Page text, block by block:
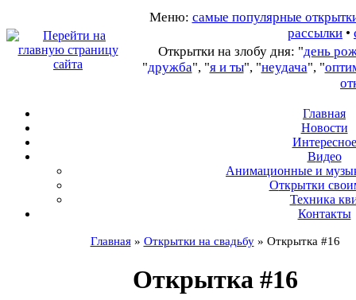
Меню: самые популярные
рассылки •
Открытки на злобу дня: "день
"дружба", "я и ты", "неудача", "
Главная
Новости
Интересное
Видео
Анимационные и
Открытки
Техника
Контакты
Главная» Открытки на свадьбу» Открытка #16
Открытка #16